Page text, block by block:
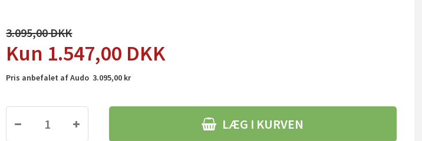
3.095,00
1.547,00 DKK
Pris anbefalet af Audo 3.095,00 kr
LÆG I KURVEN